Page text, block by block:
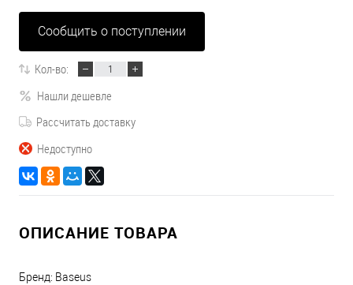
Сообщить о поступлении
Кол-во:
Нашли дешевле
Рассчитать доставку
Недоступно
ОПИСАНИЕ ТОВАРА
Бренд: Baseus